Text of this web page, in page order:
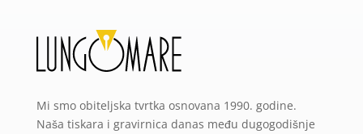
Mi smo obiteljska tvrtka osnovana 1990. godine.
Naša tiskara i gravirnica danas među dugogodišnje